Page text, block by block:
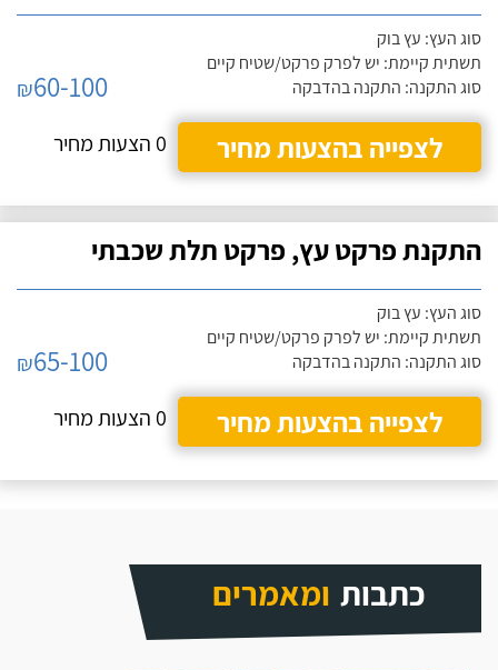
סוג העץ: עץ בוק
תשתית קיימת: יש לפרק פרקט/שטיח קיים
סוג התקנה: התקנה בהדבקה
₪60-100
לצפייה בהצעות מחיר
0 הצעות מחיר
התקנת פרקט עץ, פרקט תלת שכבתי
סוג העץ: עץ בוק
תשתית קיימת: יש לפרק פרקט/שטיח קיים
סוג התקנה: התקנה בהדבקה
₪65-100
לצפייה בהצעות מחיר
0 הצעות מחיר
כתבות ומאמרים